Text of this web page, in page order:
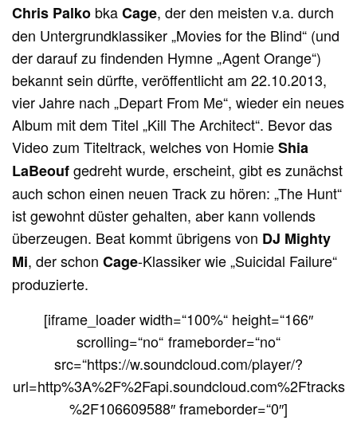
Chris Palko bkaCage, der den meisten v.a. durch
den Untergrundklassiker „Movies for the Blind“ (und
der darauf zu findenden Hymne „Agent Orange“)
bekannt sein dürfte, veröffentlicht am 22.10.2013,
vier Jahre nach „Depart From Me“, wieder ein neues
Album mit dem Titel „Kill The Architect“. Bevor das
Video zum Titeltrack, welches von HomieShia
LaBeoufgedreht wurde, erscheint, gibt es zunächst
auch schon einen neuen Track zu hören: „The Hunt“
ist gewohnt düster gehalten, aber kann vollends
überzeugen. Beat kommt übrigens von DJ Mighty
Mi, der schonCage-Klassiker wie „Suicidal Failure“
produzierte.
[iframe_loader width=“100%“ height=“166″
scrolling=“no“ frameborder=“no“
src=“https://w.soundcloud.com/player/?
url=http%3A%2F%2Fapi.soundcloud.com%2Ftracks
%2F106609588″ frameborder=“0″]